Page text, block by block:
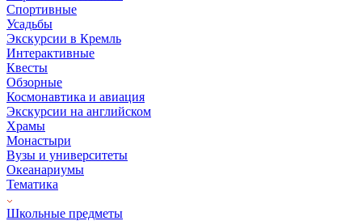
Спортивные
Усадьбы
Экскурсии в Кремль
Интерактивные
Квесты
Обзорные
Космонавтика и авиация
Экскурсии на английском
Храмы
Монастыри
Вузы и университеты
Океанариумы
Тематика
Школьные предметы